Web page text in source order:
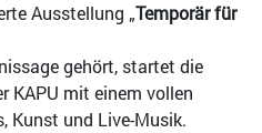
Ausstellung „Temporär für
gehört, startet die
KAPU mit einem vollen
Kunst und Live-Musik.